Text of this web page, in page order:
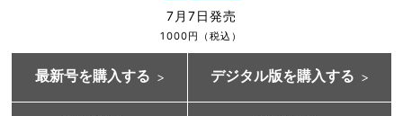
7月7日発売
1000円（税込）
最新号を購入する デジタル版を購入する